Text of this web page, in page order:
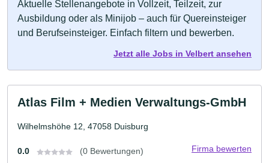
Aktuelle Stellenangebote in Vollzeit, Teilzeit, zur
Ausbildung oder als Minijob – auch für Quereinsteiger
und Berufseinsteiger. Einfach filtern und bewerben.
Jetzt alle Jobs in Velbert ansehen
Atlas Film + Medien Verwaltungs-GmbH
Wilhelmshöhe 12, 47058 Duisburg
0.0 (0 Bewertungen) Firma bewerten